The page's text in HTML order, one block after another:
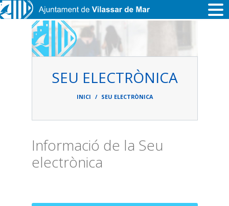
Vés al contingut
SEU ELECTRÒNICA
d'ariadna
INICI SEU ELECTRÒNICA
Informació de la Seu
electrònica